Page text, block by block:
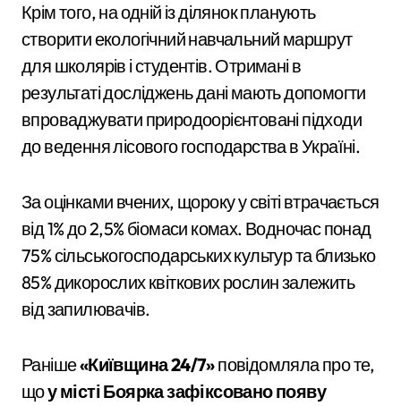
Крім того, на одній із ділянок планують
створити екологічний навчальний маршрут
для школярів і студентів. Отримані в
результаті досліджень дані мають допомогти
впроваджувати природоорієнтовані підходи
до ведення лісового господарства в Україні.
За оцінками вчених, щороку у світі втрачається
від 1% до 2,5% біомаси комах. Водночас понад
75% сільськогосподарських культур та близько
85% дикорослих квіткових рослин залежить
від запилювачів.
Раніше«Київщина 24/7»повідомляла про те,
щоу місті Боярка зафіксовано появу